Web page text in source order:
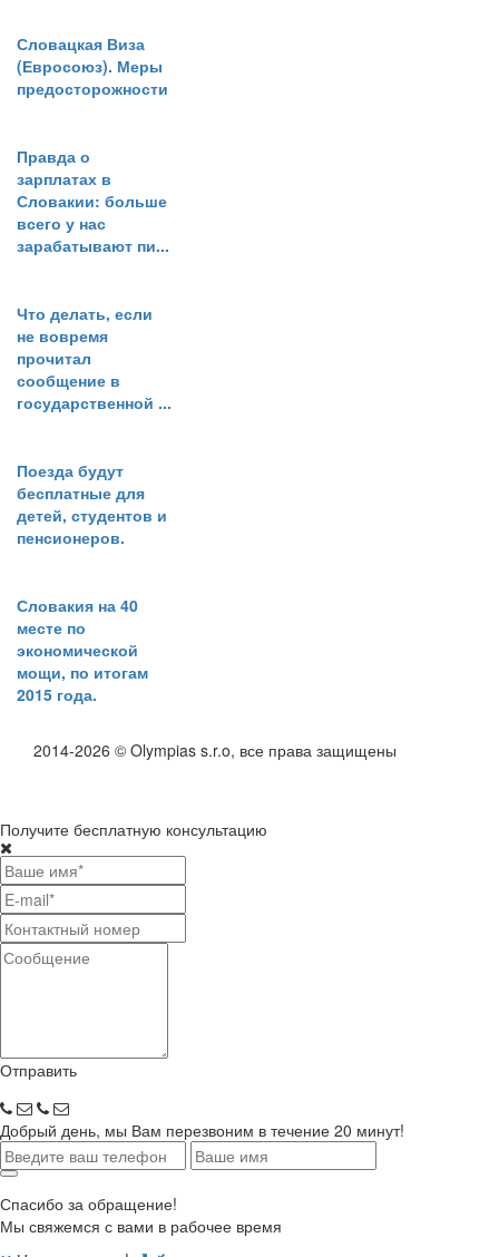
Словацкая Виза
(Евросоюз). Меры
предосторожности
Правда о
зарплатах в
Словакии: больше
всего у нас
зарабатывают пи...
Что делать, если
не вовремя
прочитал
сообщение в
государственной ...
Поезда будут
бесплатные для
детей, студентов и
пенсионеров.
Словакия на 40
месте по
экономической
мощи, по итогам
2015 года.
2014-2026 © Olympias s.r.o, все права защищены
Получите бесплатную консультацию
Отправить
Добрый день, мы Вам перезвоним в течение 20 минут!
Спасибо за обращение!
Мы свяжемся с вами в рабочее время